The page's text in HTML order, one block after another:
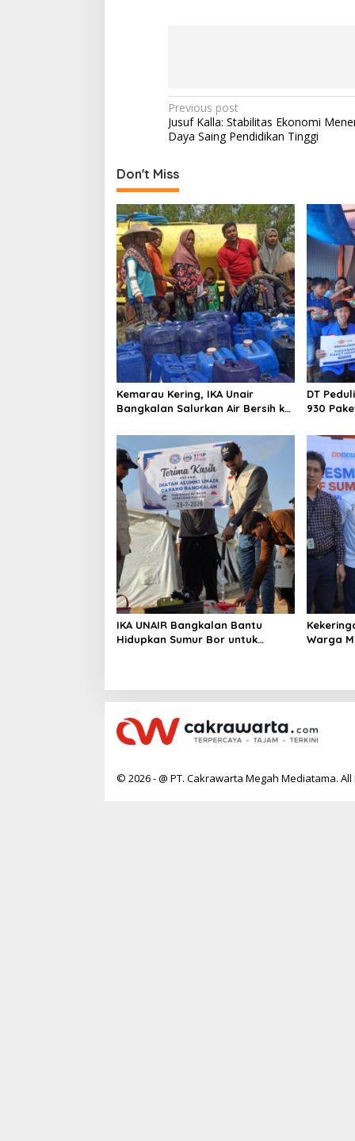
P
o
t
n
a
v
i
g
a
t
i
o
n
Previous post
Jusuf Kalla: Stabilitas Ekonomi
Daya Saing Pendidikan Tinggi
Don't Miss
Kemarau Kering, IKA Unair
Bangkalan Salurkan Air Bersih ke
DT
930
IKA UNAIR Bangkalan Bantu
Hidupkan Sumur Bor untuk
Warga
© 2026 - @ PT. Cakrawarta Megah Mediatama.